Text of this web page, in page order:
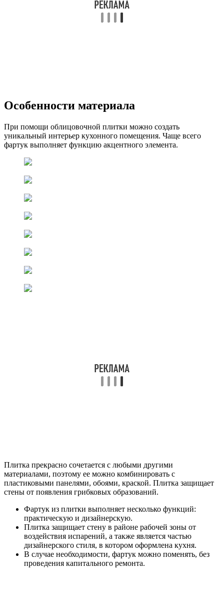
Особенности материала
При помощи облицовочной плитки можно создать
уникальный интерьер кухонного помещения. Чаще всего
фартук выполняет функцию акцентного элемента.
Плитка прекрасно сочетается с любыми другими
материалами, поэтому ее можно комбинировать с
пластиковыми панелями, обоями, краской. Плитка защищает
стены от появления грибковых образований.
Фартук из плитки выполняет несколько функций:
практическую и дизайнерскую.
Плитка защищает стену в районе рабочей зоны от
воздействия испарений, а также является частью
дизайнерского стиля, в котором оформлена кухня.
В случае необходимости, фартук можно поменять, без
проведения капитального ремонта.